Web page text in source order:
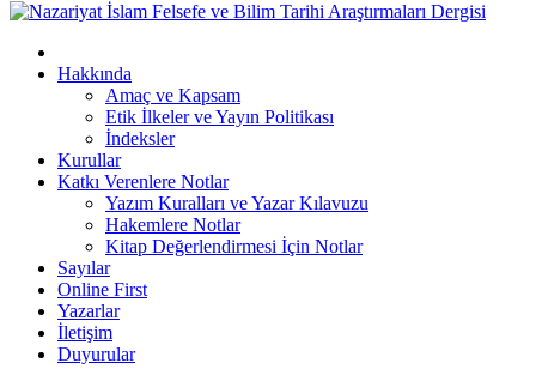
Hakkında
Amaç ve Kapsam
Etik İlkeler ve Yayın Politikası
İndeksler
Kurullar
Katkı Verenlere Notlar
Yazım Kuralları ve Yazar Kılavuzu
Hakemlere Notlar
Kitap Değerlendirmesi İçin Notlar
Sayılar
Online First
Yazarlar
İletişim
Duyurular